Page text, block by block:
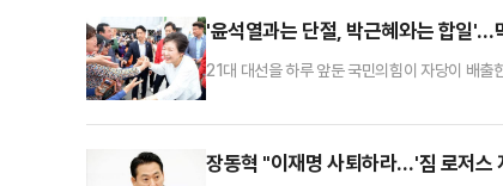
'윤석열과는 단절, 박근혜와는 합일'…
21대 대선을 하루 앞둔 국민의힘이 자당이 배출
다. 박 전 대통령이 대선 공식 선거운동 기간 중
장동혁 "이재명 사퇴하라…'짐 로저스